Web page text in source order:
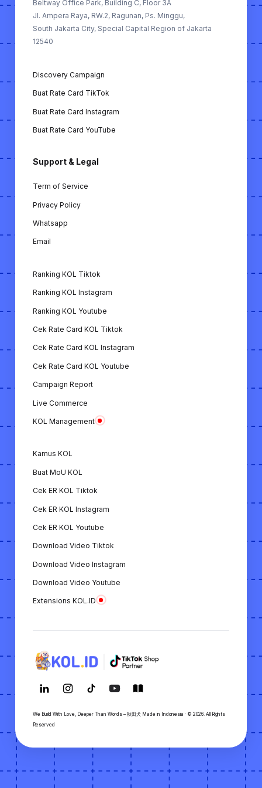
FREE TOOLS (Alat Gratis):
bisnis secara otomatis.
menghitung engagement rate KOL di
TikTok.
menghitung engagement rate KOL di
Cek ER KOL YouTube: Alat untuk
Download Video Instagram: Fitur untuk
Download Video YouTube: Fitur untuk
mengunduh video dari YouTube.
Kamus KOL: Panduan istilah-istilah penting
terkait dunia KOL.
Extension Chrome: Extension yang
memungkinkan untuk melihat analisa KOL
Semua fitur ini menunjukkan bahwa KOL.ID adalah
platform yang lengkap untuk mendukung
kebutuhan KOL dan merek/bisnis dalam
Beltway Office Park, Building C, Floor 3A
Jl. Ampera Raya, RW.2, Ragunan, Ps. Minggu,
South Jakarta City, Special Capital Region of Jakarta
12540
Discovery Campaign
Buat Rate Card TikTok
Buat Rate Card Instagram
Buat Rate Card YouTube
Support & Legal
Term of Service
Privacy Policy
Whatsapp
Email
Ranking KOL Tiktok
Ranking KOL Instagram
Ranking KOL Youtube
Cek Rate Card KOL Tiktok
Cek Rate Card KOL Instagram
Cek Rate Card KOL Youtube
Campaign Report
Live Commerce
KOL Management
Kamus KOL
Buat MoU KOL
Cek ER KOL Tiktok
Cek ER KOL Instagram
Cek ER KOL Youtube
Download Video Tiktok
Download Video Instagram
Download Video Youtube
Extensions KOL.ID
We Build With Love, Deeper Than Words – 秋田犬 Made in Indonesia · © 2026. All Rights
Reserved